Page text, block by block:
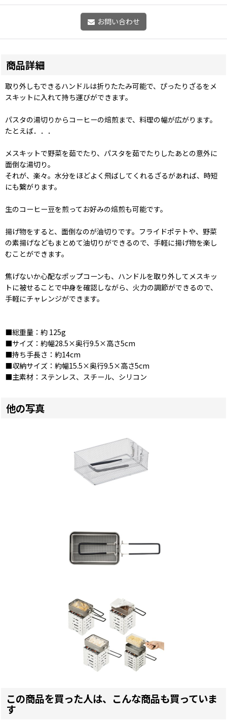
お問い合わせ
商品詳細
取り外しもできるハンドルは折りたたみ可能で、ぴったりざるをメ
スキットに入れて持ち運びができます。
パスタの湯切りからコーヒーの焙煎まで、料理の幅が広がります。
たとえば．．．
メスキットで野菜を茹でたり、パスタを茹でたりしたあとの意外に
面倒な湯切り。
それが、楽々。水分をほどよく飛ばしてくれるざるがあれば、時短
にも繋がります。
生のコーヒー豆を煎ってお好みの焙煎も可能です。
揚げ物をすると、面倒なのが油切りです。フライドポテトや、野菜
の素揚げなどもまとめて油切りができるので、手軽に揚げ物を楽し
むことができます。
焦げないか心配なポップコーンも、ハンドルを取り外してメスキッ
トに被せることで中身を確認しながら、火力の調節ができるので、
手軽にチャレンジができます。
■総重量：約 125g
■サイズ：約幅28.5×奥行9.5×高さ5cm
■持ち手長さ：約14cm
■収納サイズ：約幅15.5×奥行9.5×高さ5cm
■主素材：ステンレス、スチール、シリコン
他の写真
この商品を買った人は、こんな商品も買っていま
す